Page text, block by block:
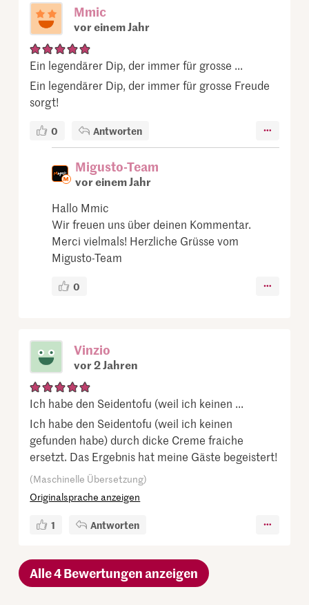
Mmic
vor einem Jahr
Ein legendärer Dip, der immer für grosse ...
Ein legendärer Dip, der immer für grosse Freude
sorgt!
0 Antworten
Migusto-Team
vor einem Jahr
Hallo Mmic
Wir freuen uns über deinen Kommentar.
Merci vielmals! Herzliche Grüsse vom
Migusto-Team
0
Vinzio
vor 2 Jahren
Ich habe den Seidentofu (weil ich keinen ...
Ich habe den Seidentofu (weil ich keinen
gefunden habe) durch dicke Creme fraiche
ersetzt. Das Ergebnis hat meine Gäste begeistert!
(Maschinelle Übersetzung)
Originalsprache anzeigen
1 Antworten
Alle 4 Bewertungen anzeigen